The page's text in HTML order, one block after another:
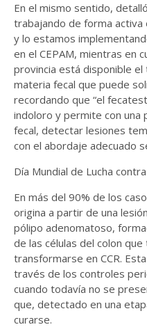
En el mismo sentido,
trabajando de forma activa
y lo estamos
en el CEPAM, mientras en
provincia está disponible
materia fecal que puede
recordando que “el
indoloro y permite con una
fecal, detectar lesiones
con el abordaje adecuado
Día Mundial de Lucha
En más del 90% de los
origina a partir de una
pólipo adenomatoso,
de las células del colon
transformarse en CCR.
través de los controles
cuando todavía no se
que, detectado en una
curarse.